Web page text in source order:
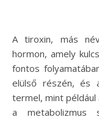
A tiroxin, más néven T4, a pajzsmirigy által termelt
hormon, amely
fontos
elülső részén, és
termel, mint
a metabolizmus